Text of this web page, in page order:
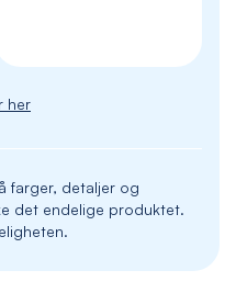
her
farger, detaljer og
det endelige produktet.